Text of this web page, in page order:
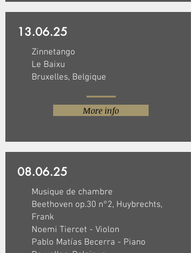
13.06.25
Zinnetango
Le Baixu
Bruxelles, Belgique
More info
08.06.25
Musique de chambre
Beethoven op.30 n°2, Huybrechts,
Frank
Noemi Tiercet - Violon
Pablo Matías Becerra - Piano